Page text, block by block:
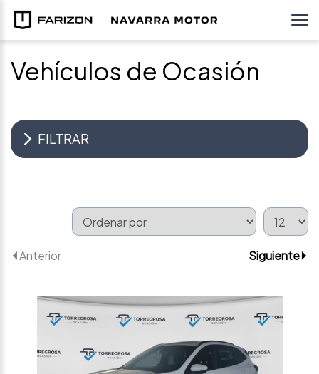
Vehículos de Ocasión
FILTRAR
Anterior Siguiente